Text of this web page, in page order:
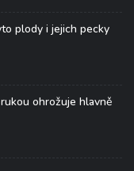
plody i jejich pecky
ohrožuje hlavně